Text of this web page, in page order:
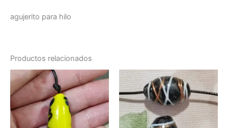
agujerito para hilo
Productos relacionados